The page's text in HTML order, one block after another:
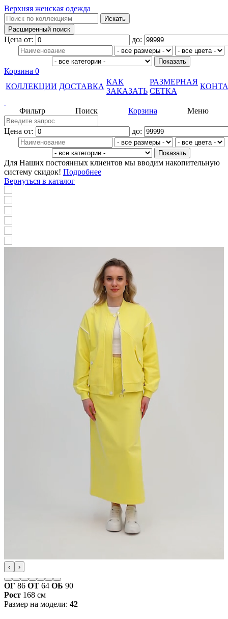
Верхняя женская одежда
Цена от: до:
Корзина 0
КОЛЛЕКЦИИ ДОСТАВКА
КАК
ЗАКАЗАТЬ
РАЗМЕРНАЯ
СЕТКА
Меню
Корзина
Поиск
Фильтр
Цена от: до:
Для Наших постоянных клиентов мы вводим накопительную
систему скидок! Подробнее
Вернуться в каталог
‹ ›
ОГ 86 ОТ 64 ОБ 90
Рост 168 см
Размер на модели: 42